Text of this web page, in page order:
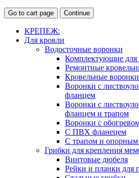
Go to cart page Continue
КРЕПЕЖ:
Для кровли
Водосточные воронки
Комплектующие для
Ремонтные
Кровельные
Воронки с
фланцем
Воронки с
фланцем и трапом
Воронки с
С ПВХ фланецем
С трапом и опорным
Грибки для крепления
Винтовые дюбеля
Рейки и планки для